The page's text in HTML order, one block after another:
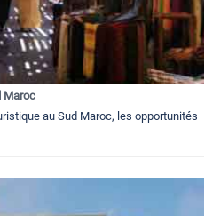
Maroc
au Sud Maroc, les opportunités